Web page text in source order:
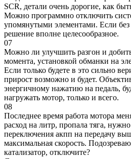
SCR, детали очень дорогие, как
Можно программно отключить
упомянутыми элементами. Если без
решение вполне целесообразное.
07
Можно ли улучшить разгон и
момента, установкой обманки на
Если только будете в это сильно
прирост возможно и будет.
энергичному нажатию на педаль,
нагружать мотор, только и всего.
08
Последнее время работа мотора
расход на литр, пропала тяга,
переключения акпп на передачу
максимальная скорость.
катализатор, отключите?